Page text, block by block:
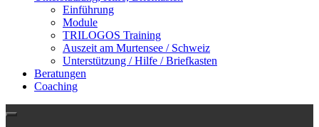
Einführung
Module
TRILOGOS Training
Auszeit am Murtensee / Schweiz
Unterstützung / Hilfe / Briefkasten
Beratungen
Coaching